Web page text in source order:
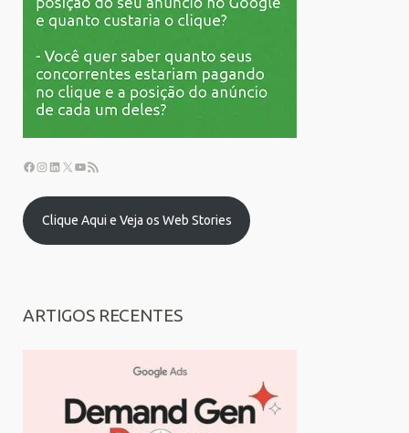
Clique Aqui e Veja os Web Stories
ARTIGOS RECENTES